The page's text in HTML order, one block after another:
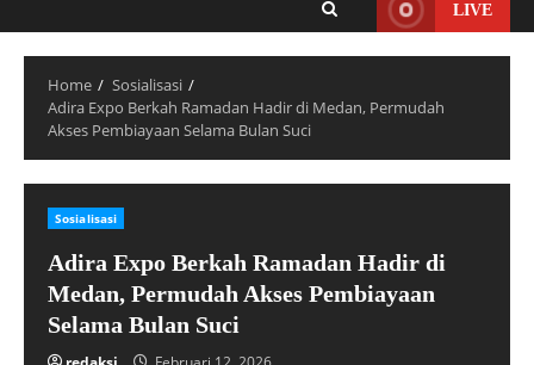
LIVE
Home
Sosialisasi
Adira Expo Berkah Ramadan Hadir di Medan, Permudah
Akses Pembiayaan Selama Bulan Suci
Sosialisasi
Adira Expo Berkah Ramadan Hadir di
Medan, Permudah Akses Pembiayaan
Selama Bulan Suci